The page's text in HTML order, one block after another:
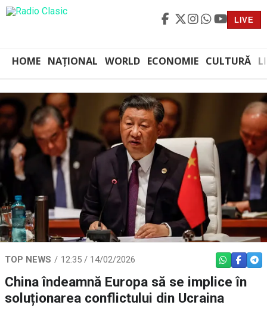
LIVE
HOME NAȚIONAL WORLD ECONOMIE CULTURĂ
TOP NEWS 12:35 / 14/02/2026 WHATSAPP
China îndeamnă Europa să se implice în
soluționarea conflictului din Ucraina